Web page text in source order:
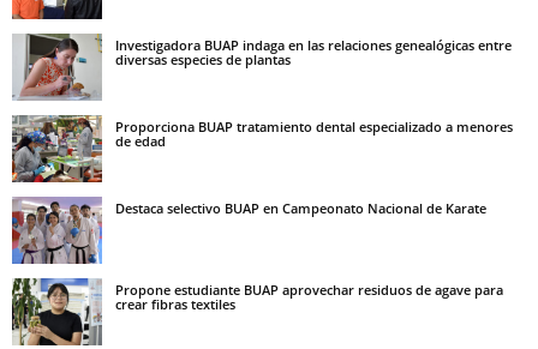
Investigadora BUAP indaga en las relaciones genealógicas entre
diversas especies de plantas
Proporciona BUAP tratamiento dental especializado a menores
de edad
Destaca selectivo BUAP en Campeonato Nacional de Karate
Propone estudiante BUAP aprovechar residuos de agave para
crear fibras textiles